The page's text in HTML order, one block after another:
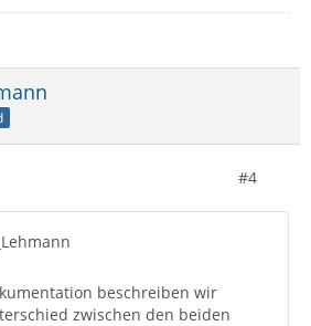
#4
beschreiben wir
zwischen den beiden